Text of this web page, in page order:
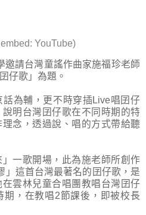
YouTube)
邀請台灣童謠作曲家施福珍老師
仔歌」為題。
為輔，更不時穿插Live唱囝仔
明台灣囝仔歌在不同時期的特
念，透過說、唱的方式帶給聽
一歌開場，此為施老師所創作
」這首台灣最著名的囝仔歌，是
雲林兒童合唱團教唱台灣囝仔
期，在教唱2節課後，即被校長